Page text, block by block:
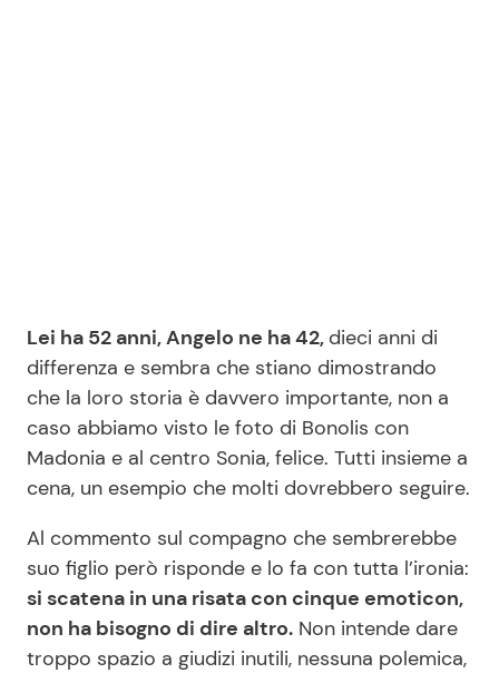
Lei ha 52 anni, Angelo ne ha 42, dieci anni di
differenza e sembra che stiano dimostrando
che la loro storia è davvero importante, non a
caso abbiamo visto le foto di Bonolis con
Madonia e al centro Sonia, felice. Tutti insieme a
cena, un esempio che molti dovrebbero seguire.
Al commento sul compagno che sembrerebbe
suo figlio però risponde e lo fa con tutta l’ironia:
si scatena in una risata con cinque emoticon,
non ha bisogno di dire altro. Non intende dare
troppo spazio a giudizi inutili, nessuna polemica,